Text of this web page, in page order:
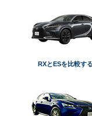
RXとESを比較する